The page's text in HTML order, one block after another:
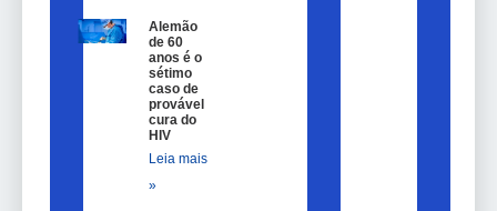
Alemão
de 60
anos é o
sétimo
caso de
provável
cura do
HIV
Leia mais
»